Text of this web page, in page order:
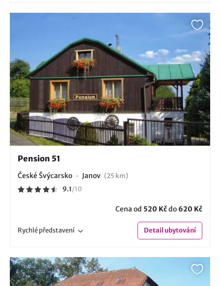
Pension 51
České Švýcarsko Janov (25 km)
9.1/10
Cena od 520 Kčdo 620 Kč
Rychlépředstavení Detailubytování